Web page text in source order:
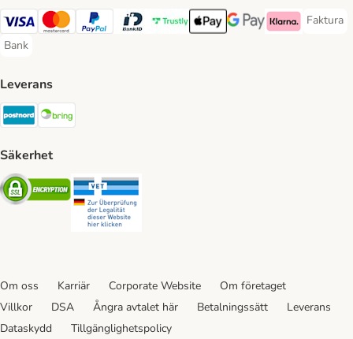
Visa Payment Method
Mastercard Payment Method
PayPal Payment Method
BankID Payment Method
Trustly Payment Method
Apple Pay Payment Method
Googple Pay Payment
Klarna Payment
Faktura
Faktura
Bank
Bank Payment Method
Leverans
Postnord Shipping Method
Säkerhet
Security
Om oss Karriär Corporate Website
Om företaget
Villkor
DSA Ångra avtalet här Betalningssätt
Leverans
Dataskydd
Tillgänglighetspolicy